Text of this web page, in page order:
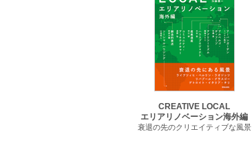
CREATIVE LOCAL
エリアリノベーション海外編
衰退の先のクリエイティブな風景